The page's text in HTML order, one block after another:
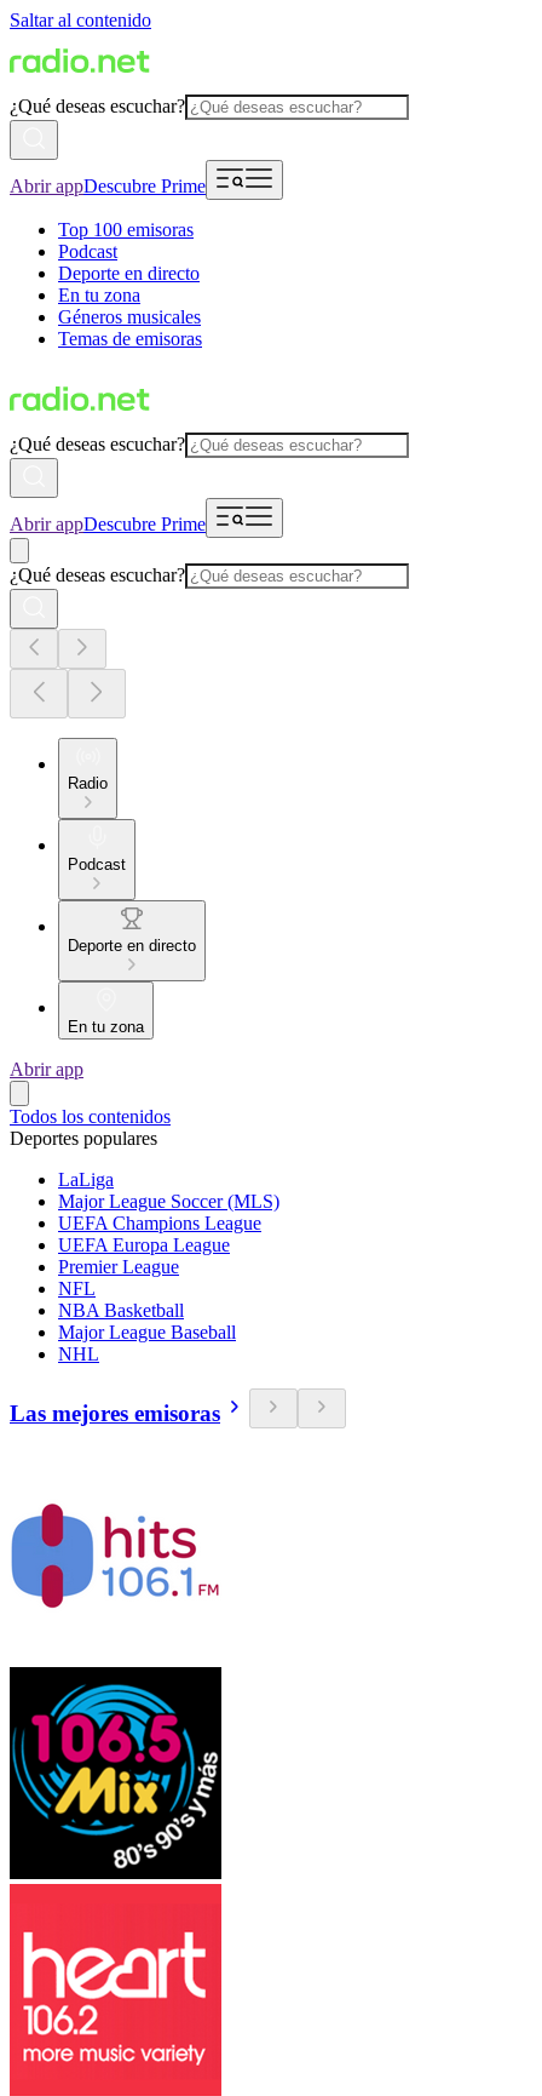
Saltar al contenido
¿Qué deseas escuchar?
Abrir appDescubre Prime
Top 100 emisoras
Podcast
Deporte en directo
En tu zona
Géneros musicales
Temas de emisoras
¿Qué deseas escuchar?
Abrir appDescubre Prime
¿Qué deseas escuchar?
Radio
Podcast
Deporte en directo
En tu zona
Abrir app
Todos los contenidos
Deportes populares
LaLiga
Major League Soccer (MLS)
UEFA Champions League
UEFA Europa League
Premier League
NFL
NBA Basketball
Major League Baseball
NHL
Las mejores emisoras